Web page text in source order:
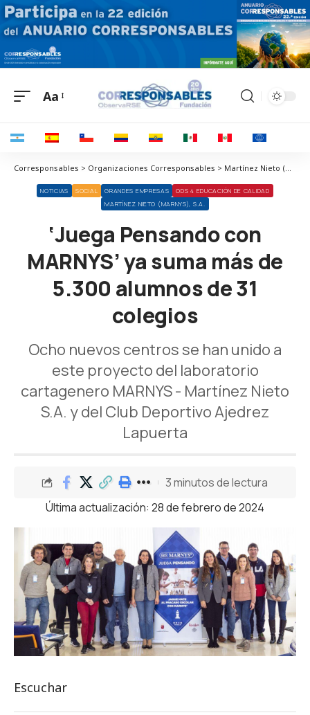
Aa
Corresponsables > Organizaciones Corresponsables > Martínez Nieto (Marnys), S.A. > ‘Juega Pensando con MARNYS’ ya suma más de 5.300 alumnos de 31 colegios
NOTICIAS SOCIAL GRANDES EMPRESAS
ODS 4 EDUCACIÓN DE CALIDAD
MARTÍNEZ NIETO (MARNYS), S.A.
‘Juega Pensando con
MARNYS’ ya suma más de
5.300 alumnos de 31
colegios
Ocho nuevos centros se han unido a
este proyecto del laboratorio
cartagenero MARNYS - Martínez Nieto
S.A. y del Club Deportivo Ajedrez
Lapuerta
Última actualización: 28 de febrero de 2024
3 minutos de lectura
Escuchar